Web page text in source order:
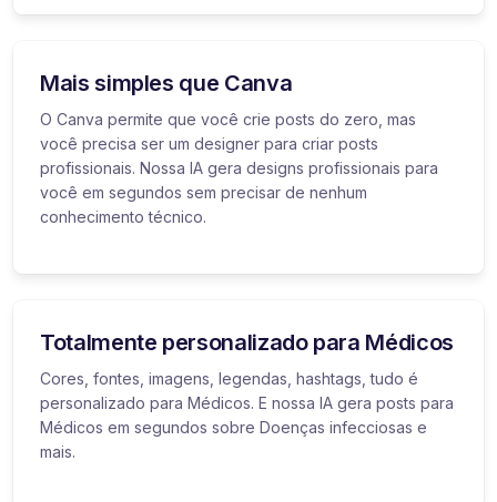
Mais simples que Canva
O Canva permite que você crie posts do zero, mas
você precisa ser um designer para criar posts
profissionais. Nossa IA gera designs profissionais para
você em segundos sem precisar de nenhum
conhecimento técnico.
Totalmente personalizado para Médicos
Cores, fontes, imagens, legendas, hashtags, tudo é
personalizado para Médicos. E nossa IA gera posts para
Médicos em segundos sobre Doenças infecciosas e
mais.